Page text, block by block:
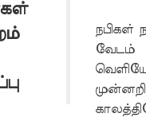
நபிகள்
வேடம்